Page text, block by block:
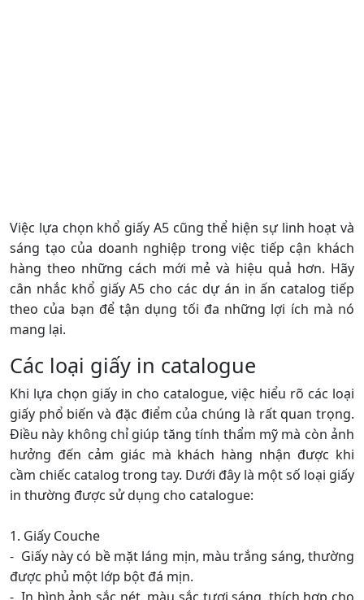
Việc lựa chọn khổ giấy A5 cũng thể hiện sự linh hoạt và
sáng tạo của doanh nghiệp trong việc tiếp cận khách
hàng theo những cách mới mẻ và hiệu quả hơn. Hãy
cân nhắc khổ giấy A5 cho các dự án in ấn catalog tiếp
theo của bạn để tận dụng tối đa những lợi ích mà nó
mang lại.
Các loại giấy in catalogue
Khi lựa chọn giấy in cho catalogue, việc hiểu rõ các loại
giấy phổ biến và đặc điểm của chúng là rất quan trọng.
Điều này không chỉ giúp tăng tính thẩm mỹ mà còn ảnh
hưởng đến cảm giác mà khách hàng nhận được khi
cầm chiếc catalog trong tay. Dưới đây là một số loại giấy